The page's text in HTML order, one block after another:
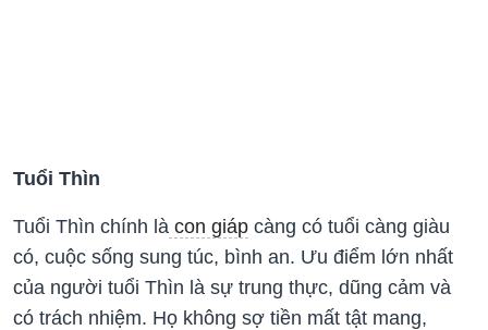
Tuổi Thìn
Tuổi Thìn chính là con giáp càng có tuổi càng giàu
có, cuộc sống sung túc, bình an. Ưu điểm lớn nhất
của người tuổi Thìn là sự trung thực, dũng cảm và
có trách nhiệm. Họ không sợ tiền mất tật mang,